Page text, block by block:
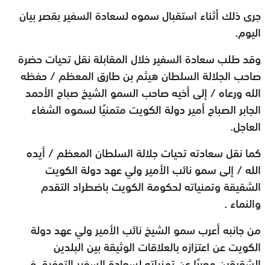
جرى ذلك أثناء استقبال سموه لسعادة السفير بقصر بيان
اليوم.
وقد طلب سعادة السفير خلال المقابلة نقل تحيات حضرة
صاحب الجلالة السلطان هيثم بن طارق المعظم / حفظه
الله ورعاه / إلى أخيه صاحب السمو الشيخ صباح الأحمد
الجابر الصباح أمير دولة الكويت متمنيًا لسموه الشفاء
العاجل.
كما نقل سعادته تحيات جلالة السلطان المعظم / أيده
الله / إلى سمو نائب الأمير ولي عهد دولة الكويت
الشقيقة وتمنياته لحكومة الكويت باضطراد التقدم
والنماء .
من جانبه أعرب سمو الشيخ نائب الأمير ولي عهد دولة
الكويت عن اعتزازه بالعلاقات الوثيقة بين البلدين